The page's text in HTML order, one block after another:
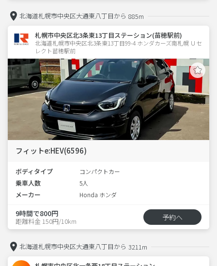
北海道札幌市中央区大通東八丁目から 885m
札幌市中央区北3条東13丁目ステーション(苗穂駅前)
北海道札幌市中央区北3条東13丁目99-4 ホンダカーズ南札幌 Ｕセ
レクト苗穂駅前
フィットe:HEV(6596)
ボディタイプ コンパクトカー
乗車人数 5人
メーカー Honda ホンダ
9時間で800円
距離料金 150円/10km 予約へ
北海道札幌市中央区大通東八丁目から 3211m